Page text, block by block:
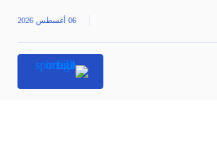
06 أغسطس 2026